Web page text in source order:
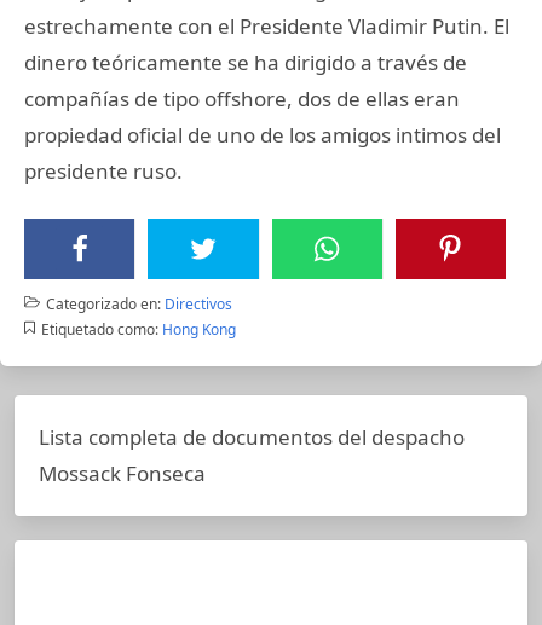
estrechamente con el Presidente Vladimir Putin. El
dinero teóricamente se ha dirigido a través de
compañías de tipo offshore, dos de ellas eran
propiedad oficial de uno de los amigos intimos del
presidente ruso.
Categorizado en: Directivos
Etiquetado como: Hong Kong
Lista completa de documentos del despacho
Mossack Fonseca